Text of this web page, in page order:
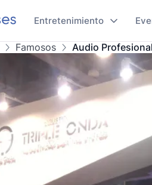
Entretenimiento
Famosos Audio